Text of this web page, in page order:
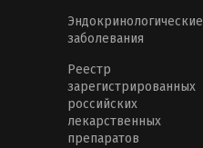
Эндокринологические
заболевания
Реестр
зарегистрированных
российских
лекарственных
препаратов